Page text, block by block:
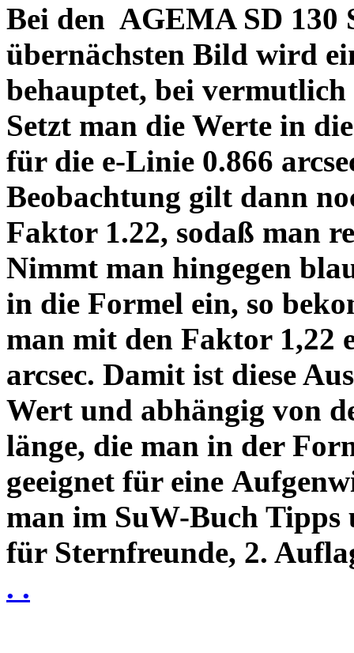
Bei den AGEMA SD 130
übernächsten Bild wird
behauptet, bei vermutlich
Setzt man die Werte in
für die e-Linie 0.866
Beobachtung gilt dann
Faktor 1.22, sodaß man
Nimmt man hingegen
in die Formel ein, so
man mit den Faktor 1,22
arcsec. Damit ist diese
Wert und abhängig von
länge, die man in der
geeignet für eine
man im SuW-Buch Tipps
für Sternfreunde, 2.
. .